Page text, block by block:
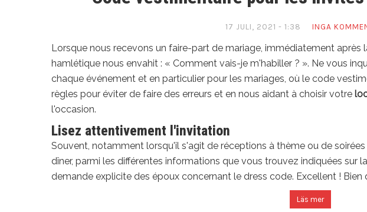
17 JULI, 2021 - 1:38 INGA
Lorsque nous recevons un faire-part de mariage, immédiatement après
hamlétique nous envahit : « Comment vais-je m'habiller ? ». Ne vous
chaque événement et en particulier pour les mariages, où le code
règles pour éviter de faire des erreurs et en nous aidant à choisir votre
l'occasion.
Lisez attentivement l'invitation
Souvent, notamment lorsqu'il s'agit de réceptions à thème ou de
dîner, parmi les différentes informations que vous trouvez indiquées sur
demande explicite des époux concernant le dress code. Excellent ! Bien
Läs mer